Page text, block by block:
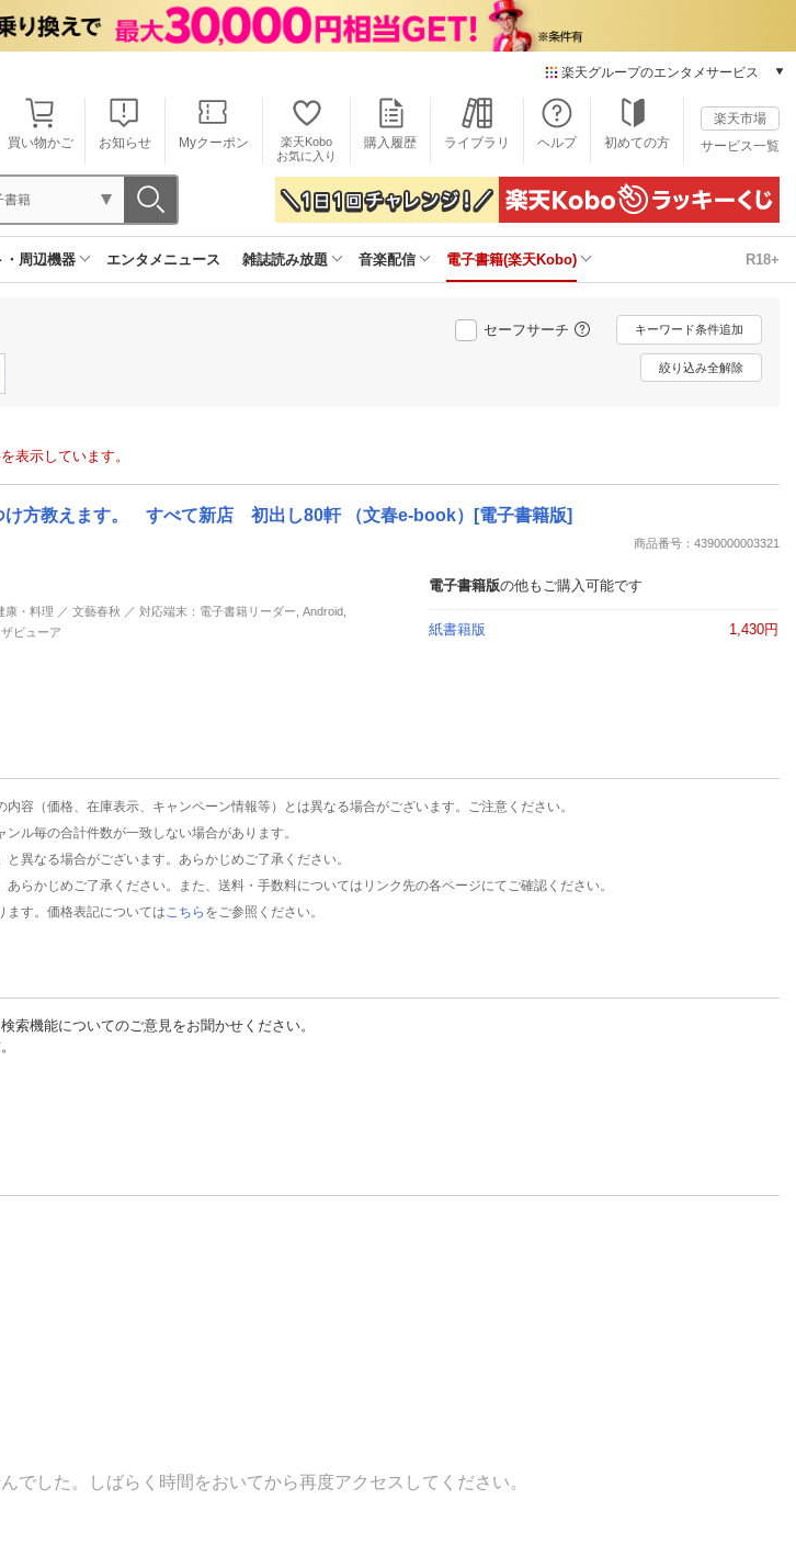
楽天グループのエンタメサービス
本/ゲーム/CD/DVD
楽天ブックス
電子書籍
楽天Kobo
雑誌読み放題
楽天ミュージック
動画配信
楽天TV
動画配信ガイド
推し楽
買い物かご お知らせ Myクーポン
楽天Kobo
お気に入り
購入履歴 ライブラリ ヘルプ 初めての方
楽天市場
サービス一覧
書籍
・周辺機器 エンタメニュース 雑誌読み放題 音楽配信 電子書籍(楽天Kobo) R18+
セーフサーチ キーワード条件追加
絞り込み全解除
表示しています。
方教えます。 すべて新店 初出し80軒 （文春e-book）[電子書籍版]
商品番号：4390000003321
・料理 ／ 文藝春秋 ／ 対応端末：電子書籍リーダー, Android,
ビューア
電子書籍版の他もご購入可能です
紙書籍版 1,430円
容（価格、在庫表示、キャンペーン情報等）とは異なる場合がございます。ご注意ください。
ル毎の合計件数が一致しない場合があります。
異なる場合がございます。あらかじめご了承ください。
らかじめご了承ください。また、送料・手数料についてはリンク先の各ページにてご確認ください。
す。価格表記については こちら をご参照ください。
索機能についてのご意見をお聞かせください。
でした。しばらく時間をおいてから再度アクセスしてください。